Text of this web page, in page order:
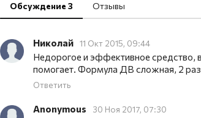
Обсуждение 3 Отзывы
Николай 11 Окт 2015, 09:44
Недорогое и эффективное средство,
помогает. Формула ДВ сложная, 2
Ответить
Anonymous 30 Ноя 2017, 07:30